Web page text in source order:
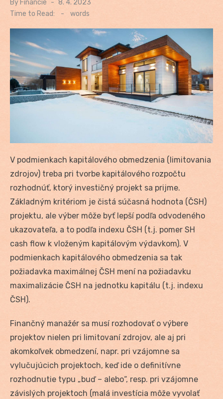
By Financie
Posted
8. 4. 2023
Time to Read:
- words
V podmienkach kapitálového obmedzenia (limitovania
zdrojov) treba pri tvorbe kapitálového rozpočtu
rozhodnúť, ktorý investičný projekt sa prijme.
Základným kritériom je čistá súčasná hodnota (ČSH)
projektu, ale výber môže byť lepší podľa odvodeného
ukazovateľa, a to podľa indexu ČSH (t.j. pomer SH
cash flow k vloženým kapitálovým výdavkom). V
podmienkach kapitálového obmedzenia sa tak
požiadavka maximálnej ČSH mení na požiadavku
maximalizácie ČSH na jednotku kapitálu (t.j. indexu
ČSH).
Finančný manažér sa musí rozhodovať o výbere
projektov nielen pri limitovaní zdrojov, ale aj pri
akomkoľvek obmedzení, napr. pri vzájomne sa
vylučujúcich projektoch, keď ide o definitívne
rozhodnutie typu „buď – alebo“, resp. pri vzájomne
závislých projektoch (malá investícia môže vyvolať